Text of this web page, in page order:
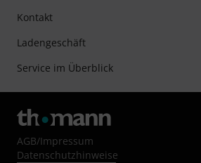
Kontakt
Ladengeschäft
Service im Überblick
AGB/Impressum
Datenschutzhinweise